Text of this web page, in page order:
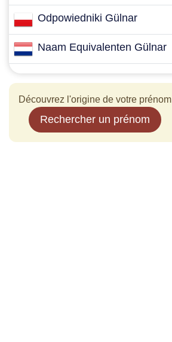
Odpowiedniki Gülnar
Naam Equivalenten Gülnar
Découvrez l'origine de votre prénom
Rechercher un prénom